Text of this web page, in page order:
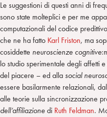
Le suggestioni di questi anni di
sono state molteplici e per me
computazionali del codice
che ne ha fatto Karl Friston, ma
cosiddette neuroscienze cognitive
lo studio sperimentale degli affetti
del piacere – ed alla social
essere basilarmente relazionali,
alle teorie sulla sincronizzazione
dell’affiliazione di Ruth Feldman.